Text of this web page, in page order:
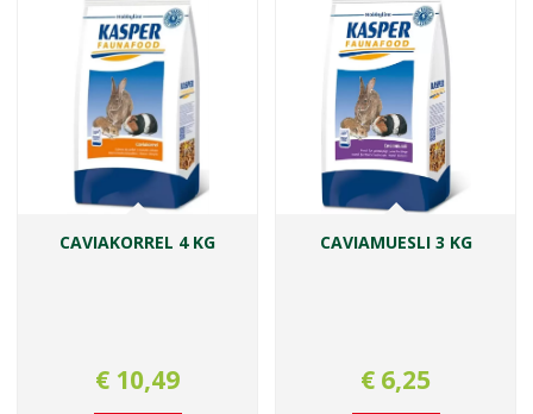
CAVIAKORREL 4 KG
€ 10,49
CAVIAMUESLI 3 KG
€ 6,25